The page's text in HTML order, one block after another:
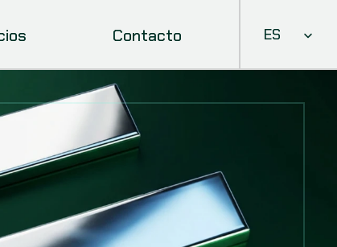
Contacto Select
ES